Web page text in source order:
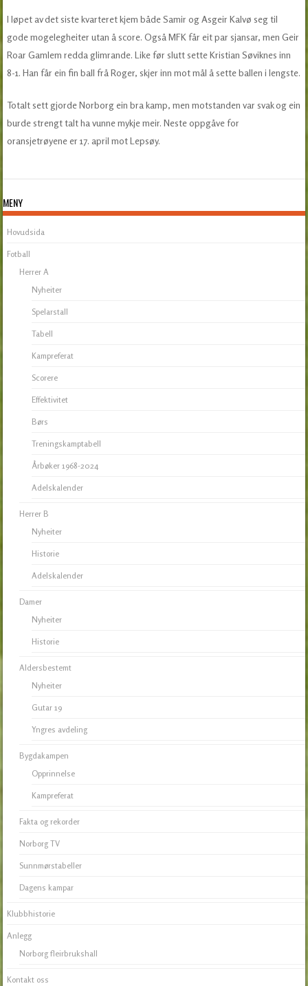
I løpet av det siste kvarteret kjem både Samir og Asgeir Kalvø seg til
gode mogelegheiter utan å score. Også MFK får eit par sjansar, men Geir
Roar Gamlem redda glimrande. Like før slutt sette Kristian Søviknes inn
8-1. Han får ein fin ball frå Roger, skjer inn mot mål å sette ballen i lengste.
Totalt sett gjorde Norborg ein bra kamp, men motstanden var svak og ein
burde strengt talt ha vunne mykje meir. Neste oppgåve for
oransjetrøyene er 17. april mot Lepsøy.
MENY
Hovudsida
Fotball
Herrer A
Nyheiter
Spelarstall
Tabell
Kampreferat
Scorere
Effektivitet
Børs
Treningskamptabell
Årbøker 1968-2024
Adelskalender
Herrer B
Nyheiter
Historie
Adelskalender
Damer
Nyheiter
Historie
Aldersbestemt
Nyheiter
Gutar 19
Yngres avdeling
Bygdakampen
Opprinnelse
Kampreferat
Fakta og rekorder
Norborg TV
Sunnmørstabeller
Dagens kampar
Klubbhistorie
Anlegg
Norborg fleirbrukshall
Kontakt oss